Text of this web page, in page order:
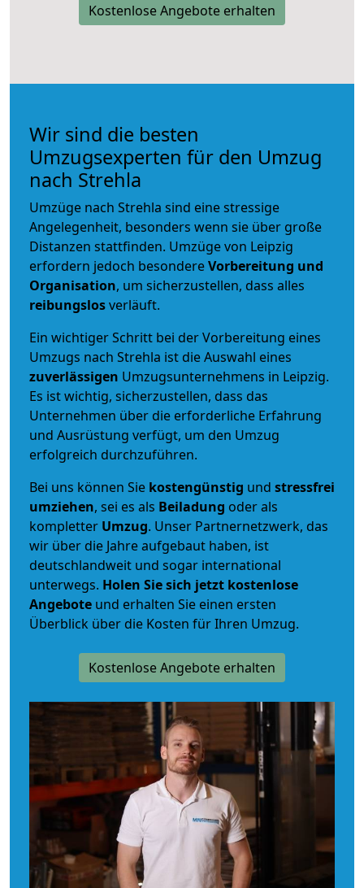
Kostenlose Angebote erhalten
Wir sind die besten
Umzugsexperten für den Umzug
nach Strehla
Umzüge nach Strehla sind eine stressige
Angelegenheit, besonders wenn sie über große
Distanzen stattfinden. Umzüge von Leipzig
erfordern jedoch besondereVorbereitung und
Organisation, um sicherzustellen, dass alles
reibungslosverläuft.
Ein wichtiger Schritt bei der Vorbereitung eines
Umzugs nach Strehla ist die Auswahl eines
zuverlässigen Umzugsunternehmens in Leipzig.
Es ist wichtig, sicherzustellen, dass das
Unternehmen über die erforderliche Erfahrung
und Ausrüstung verfügt, um den Umzug
erfolgreich durchzuführen.
Bei uns können Sie kostengünstig und stressfrei
umziehen, sei es als Beiladung oder als
kompletter Umzug. Unser Partnernetzwerk, das
wir über die Jahre aufgebaut haben, ist
deutschlandweit und sogar international
unterwegs. Holen Sie sich jetzt kostenlose
Angebote und erhalten Sie einen ersten
Überblick über die Kosten für Ihren Umzug.
Kostenlose Angebote erhalten